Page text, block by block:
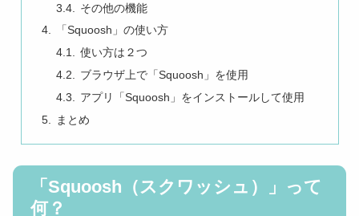
その他の機能
「Squoosh」の使い方
使い方は２つ
ブラウザ上で「Squoosh」を使用
アプリ「Squoosh」をインストールして使用
まとめ
「Squoosh（スクワッシュ）」って
何？